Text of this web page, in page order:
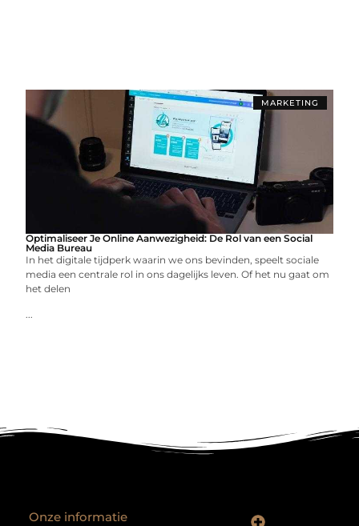
MARKETING
Optimaliseer Je Online Aanwezigheid: De Rol van een Social
Media Bureau
In het digitale tijdperk waarin we ons bevinden, speelt sociale
media een centrale rol in ons dagelijks leven. Of het nu gaat om
het delen
...
Onze informatie